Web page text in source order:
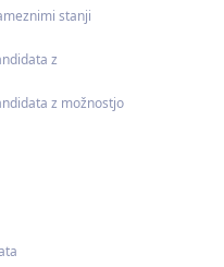
stanji
z
z možnostjo